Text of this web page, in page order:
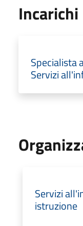
Incarichi
Specialista
Servizi
Servizi
istruzione